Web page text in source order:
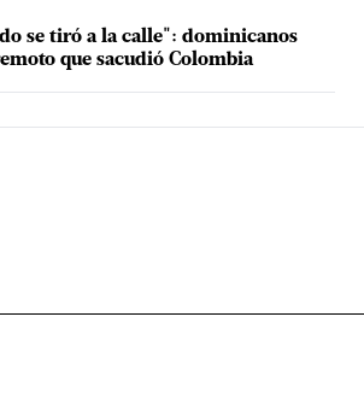
se tiró a la calle": dominicanos
que sacudió Colombia